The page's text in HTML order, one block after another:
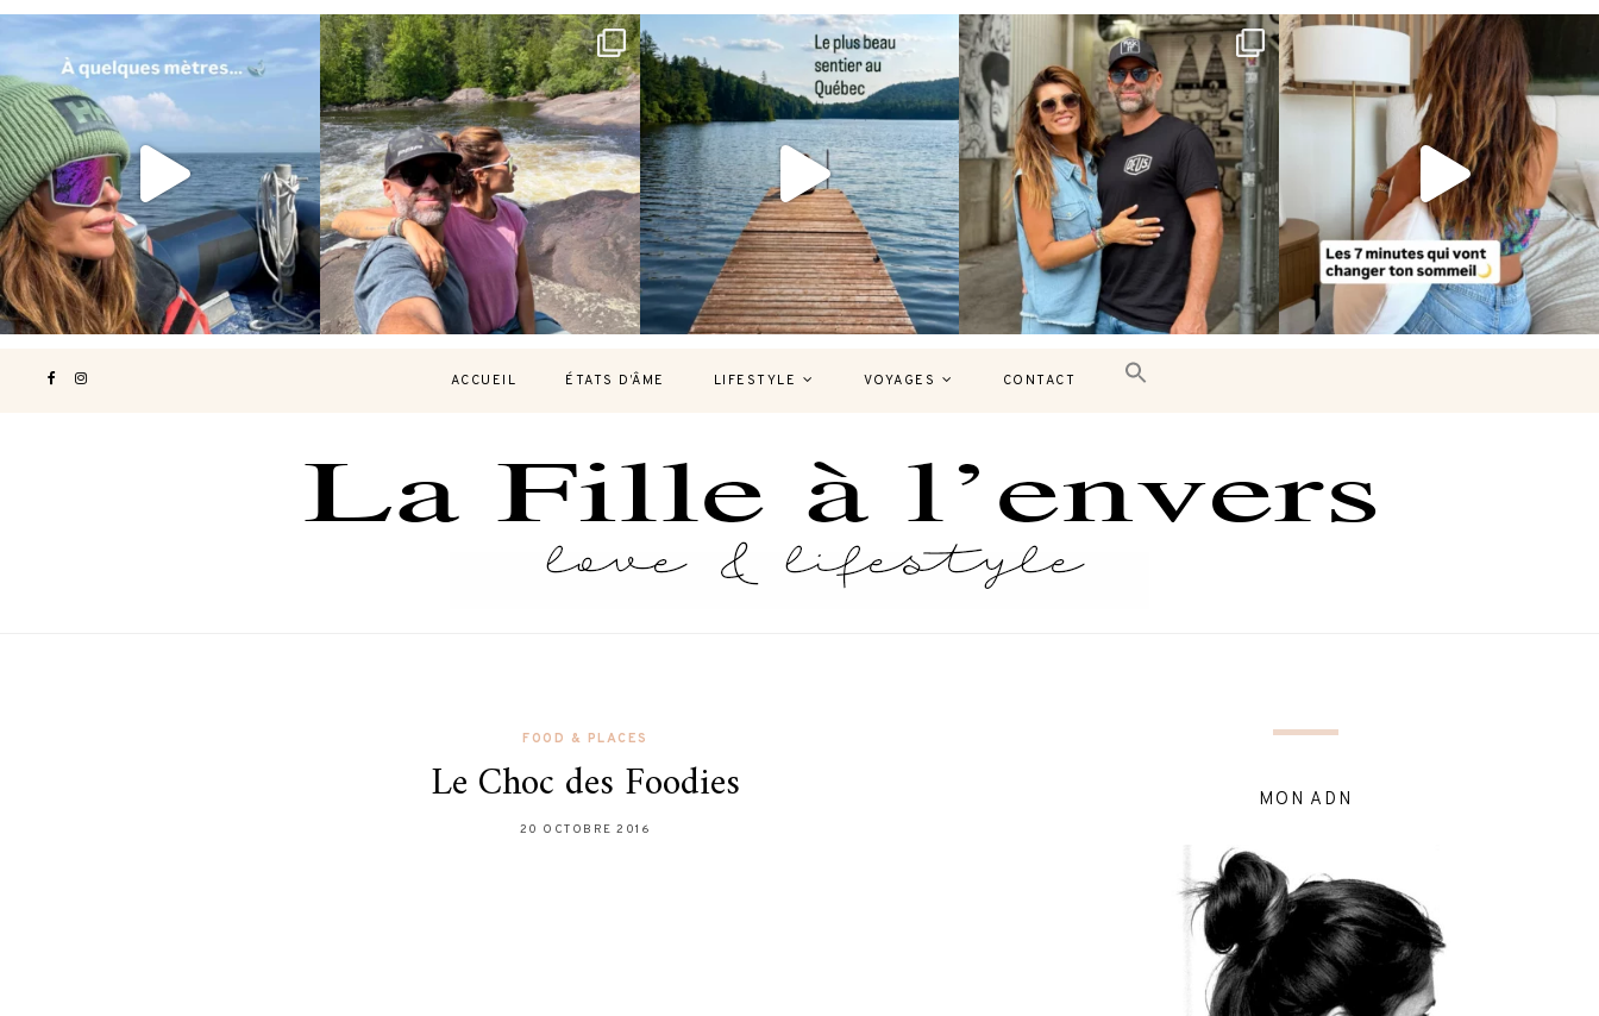
Voir une baleine en photo, c’est
impressionnant 🐋...
190
Les Laurentides, le Québec version
nature.
...
308 47
Et si je te disais qu’il existe un sentier où
126 37
Montréal, une très belle surprise 🇨🇦
J’ai...
442
Le sommeil est essentiel à notre bien-
être… et...
102 14
ACCUEIL ÉTATS D’ÂME LIFESTYLE VOYAGES CONTACT
FOOD & PLACES
Le Choc des Foodies
20 OCTOBRE 2016
MON ADN